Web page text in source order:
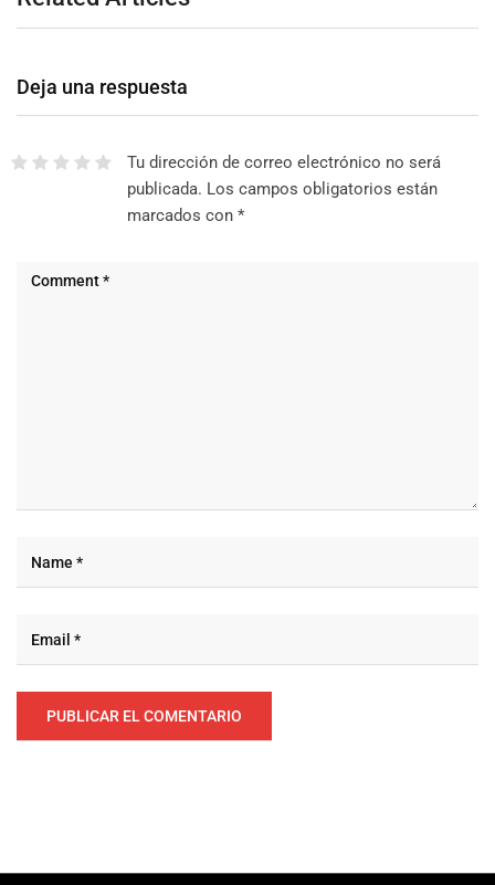
Deja una respuesta
Tu dirección de correo electrónico no será
publicada. Los campos obligatorios están
marcados con *